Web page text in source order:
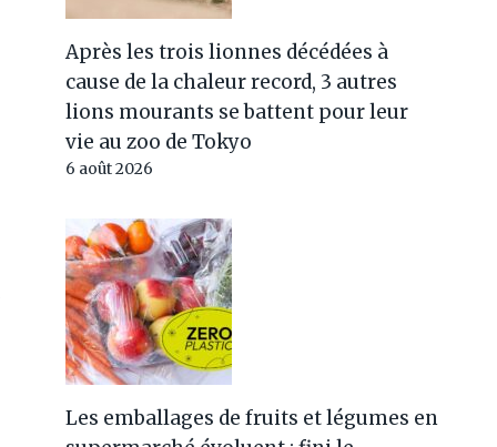
Après les trois lionnes décédées à
cause de la chaleur record, 3 autres
lions mourants se battent pour leur
vie au zoo de Tokyo
6 août 2026
Les emballages de fruits et légumes en